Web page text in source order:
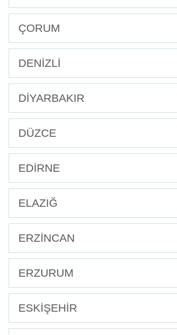
ÇORUM
DENİZLİ
DİYARBAKIR
DÜZCE
EDİRNE
ELAZIĞ
ERZİNCAN
ERZURUM
ESKİŞEHİR